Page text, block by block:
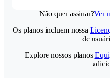
Não quer assinar?Ver
Os planos incluem nossa
de
Explore nossos planos